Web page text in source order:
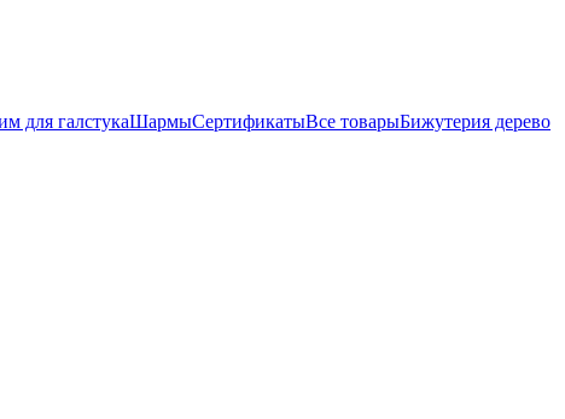
для галстукаШармыСертификатыВсе товарыБижутерия дерево